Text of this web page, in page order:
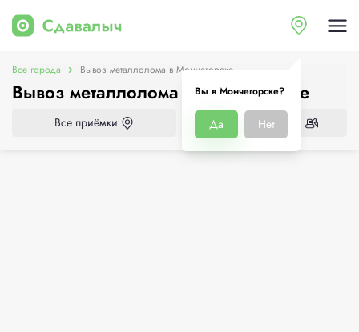
Вы в Мончегорске?
Да Нет
Все города Вывоз металлолома в Мончегорске
Вывоз металлолома в Мончегорске
Все приёмки Нужен демонтаж?